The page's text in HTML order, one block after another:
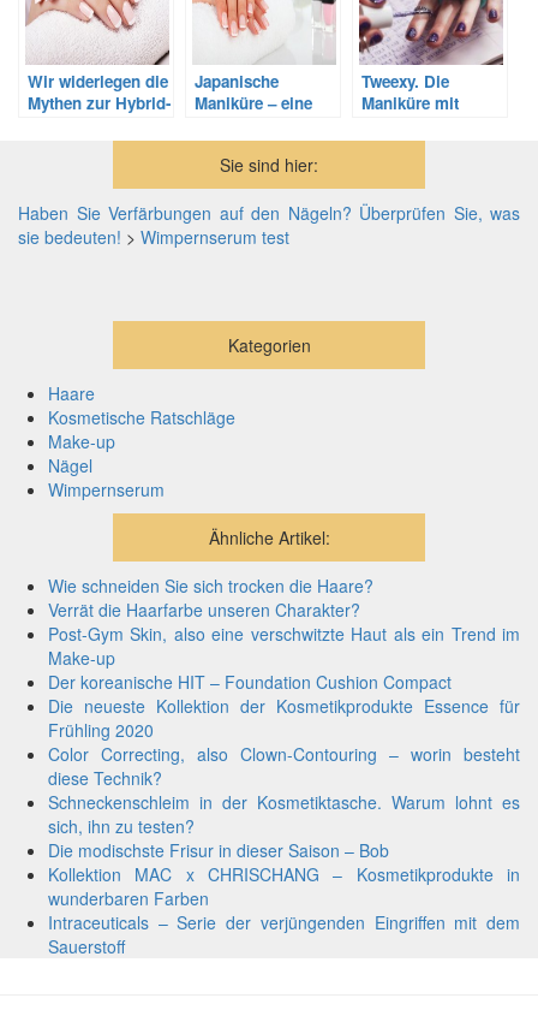
Wir widerlegen die
Mythen zur Hybrid-
Japanische
Maniküre – eine
für strapazierte
Nägel
Tweexy. Die
Maniküre mit
Gadget ist sehr
Sie sind hier:
Haben Sie Verfärbungen auf den Nägeln? Überprüfen Sie, was
sie bedeuten! > Wimpernserum test
Kategorien
Haare
Kosmetische Ratschläge
Make-up
Nägel
Wimpernserum
Ähnliche Artikel:
Wie schneiden Sie sich trocken die Haare?
Verrät die Haarfarbe unseren Charakter?
Post-Gym Skin, also eine verschwitzte Haut als ein Trend im
Make-up
Der koreanische HIT – Foundation Cushion Compact
Die neueste Kollektion der Kosmetikprodukte Essence für
Frühling 2020
Color Correcting, also Clown-Contouring – worin besteht
diese Technik?
Schneckenschleim in der Kosmetiktasche. Warum lohnt es
sich, ihn zu testen?
Die modischste Frisur in dieser Saison – Bob
Kollektion MAC x CHRISCHANG – Kosmetikprodukte in
wunderbaren Farben
Intraceuticals – Serie der verjüngenden Eingriffen mit dem
Sauerstoff